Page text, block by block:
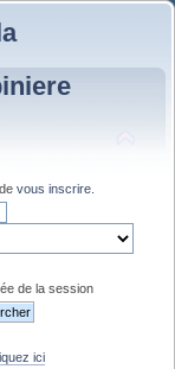
vous inscrire
de la session
ici